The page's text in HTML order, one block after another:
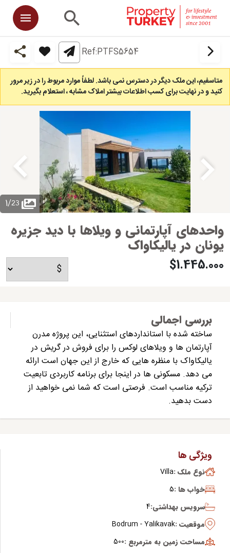
Ref:PTFS5654
متاسفیم، این ملک دیگر در دسترس نمی باشد. لطفاً موارد مربوط را در زیر مرور
کنید و در نهایت برای کسب اطلاعات بیشتر املاک مشابه ، استعلام بگیرید.
1/23
واحدهای آپارتمانی و ویلاها با دید جزیره
یونان در یالیکاواک
$1.445.000
بررسی اجمالی
ساخته شده با استانداردهای استثنایی، این پروژه مدرن
آپارتمان ها و ویلاهای لوکس را برای فروش در گریش در
یالیکاواک با منظره هایی که خارج از این جهان است ارائه
می دهد. مسکونی ها در اینجا برای برنامه کاربردی تابعیت
ترکیه مناسب است. فرصتی است که شما نمی خواهید از
دست بدهید.
ویژگی ها
نوع ملک :Villa
خواب ها :5
سرویس بهداشتی:4
موقعیت :Bodrum - Yalikavak
مساحت زمین به مترمربع :500